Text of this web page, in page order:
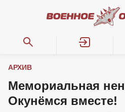
АРХИВ
Мемориальная
Окунёмся вместе!